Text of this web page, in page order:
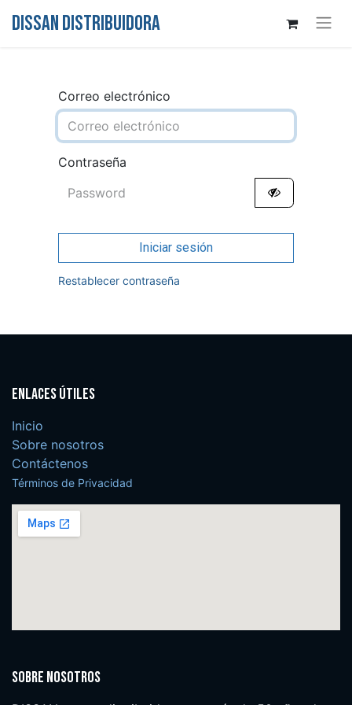
DISSAN DISTRIBUIDORA
Correo electrónico
Contraseña
Iniciar sesión
Restablecer contraseña
Enlaces útiles
Inicio
Sobre nosotros
Contáctenos
Términos de Privacidad
Sobre nosotros